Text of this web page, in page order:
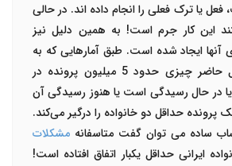
فعل یا ترک فعلی را انجام داده اند. در حالی
این کار جرم است! به همین دلیل نیز
آنها ایجاد شده است. طبق آمارهایی که به
دست آمده، در حال حاضر چیزی حدود 5 میلیون پرونده در
در حال رسیدگی است یا هنوز رسیدگی آن
حداقل دو خانواده را درگیر می‌کند.
ساده می توان گفت متاسفانه مشکلات
ایرانی حداقل یکبار اتفاق افتاده است!